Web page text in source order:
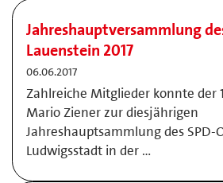
Jahreshauptversammlung
Lauenstein 2017
06.06.2017
Zahlreiche Mitglieder konnte der
Mario Ziener zur diesjährigen
Jahreshauptsammlung des SPD-
Ludwigsstadt in der …